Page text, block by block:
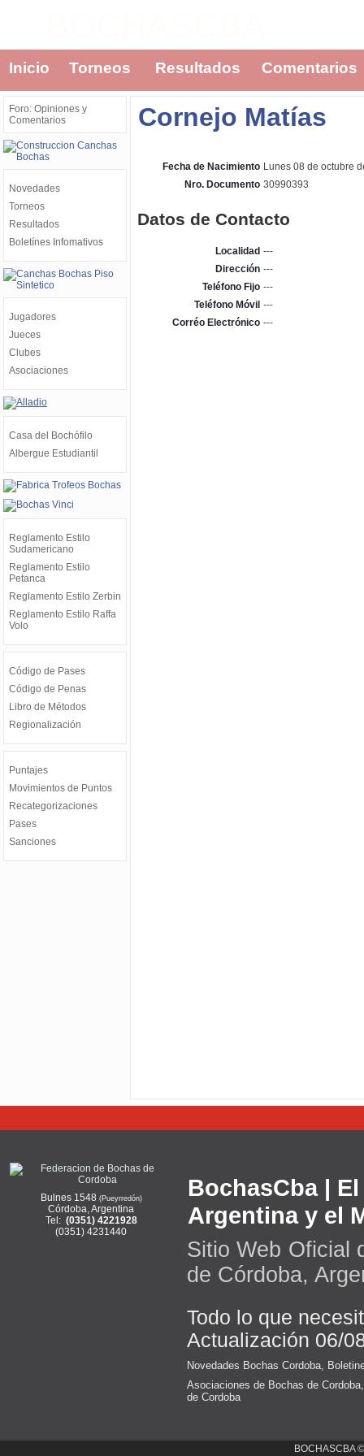
Inicio Torneos Resultados Comentarios
Foro: Opiniones y
Comentarios
Novedades
Torneos
Resultados
Boletínes Infomativos
Jugadores
Jueces
Clubes
Asociaciones
Casa del Bochófilo
Albergue Estudiantil
Reglamento Estilo
Sudamericano
Reglamento Estilo
Petanca
Reglamento Estilo Zerbin
Reglamento Estilo Raffa
Volo
Código de Pases
Código de Penas
Libro de Métodos
Regionalización
Puntajes
Movimientos de Puntos
Recategorizaciones
Pases
Sanciones
Cornejo Matías
Fecha de Nacimiento Lunes 08 de octubre
Nro. Documento 30990393
Datos de Contacto
Localidad ---
Dirección ---
Teléfono Fijo ---
Teléfono Móvil ---
Corréo Electrónico ---
Bulnes 1548 (Pueyrredón)
Córdoba, Argentina
Tel: (0351) 4221928
(0351) 4231440
BochasCba |
Argentina y el
Sitio Web Oficial
de Córdoba,
Todo lo que
Actualización 06/
Novedades Bochas Cordoba
Asociaciones de Bochas de Cordoba
de Cordoba
BOCHASCBA